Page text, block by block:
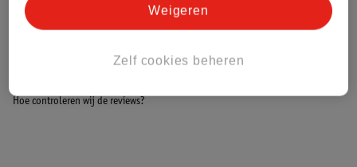
Bekijk ook
Alle Wasverzachter
Hoe controleren wij de reviews?
Zelf cookies beheren
Weigeren